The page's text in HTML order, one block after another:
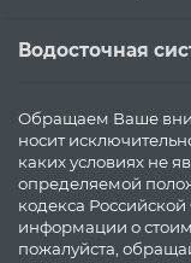
Водосточная
Обращаем Ваше
носит
каких условиях не
определяемой
кодекса
информации о
пожалуйста,